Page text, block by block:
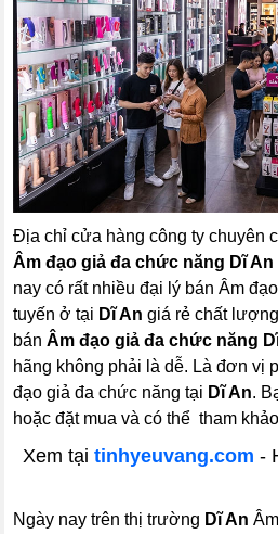
Địa chỉ cửa hàng công ty chuyên
Âm đạo giả đa chức năng Dĩ An
nay có rất nhiều đại lý bán Âm
tuyến ở tại Dĩ An giá rẻ chất
bánÂm đạo giả đa chức năng
hãng không phải là dễ. Là đơn vị
đạo giả đa chức năng tại Dĩ An.
hoặc đặt mua và có thể tham
Xem tại tinhyeuvang.com -
Ngày nay trên thị trường Dĩ An